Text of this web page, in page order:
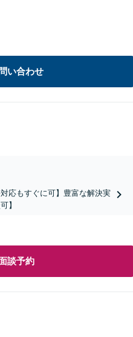
い合わせ
応もすぐに可】豊富な解決実
】
談予約